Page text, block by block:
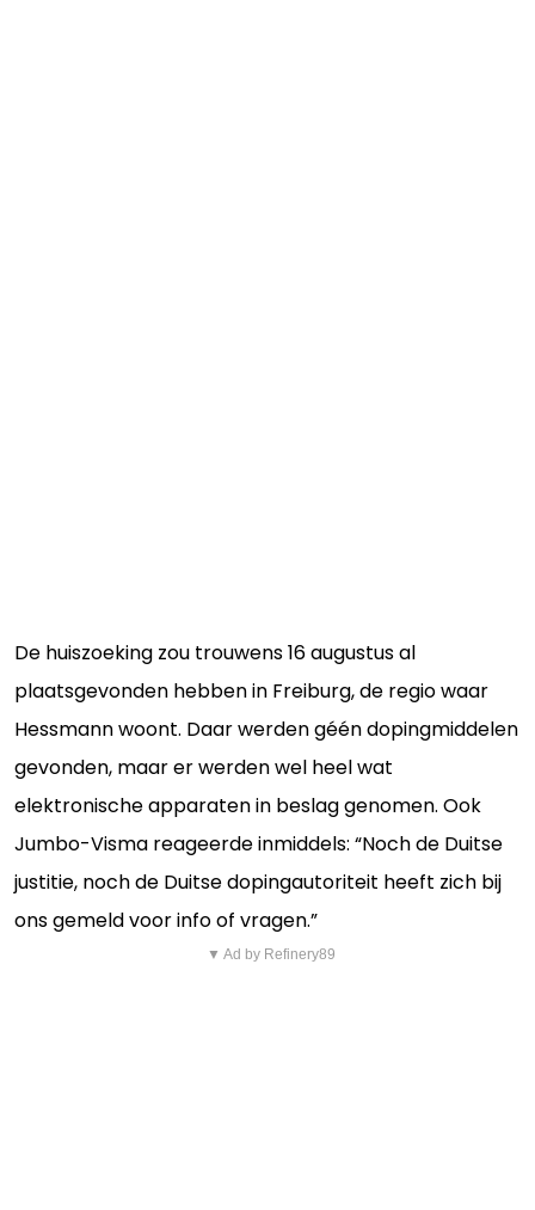
De huiszoeking zou trouwens 16 augustus al
plaatsgevonden hebben in Freiburg, de regio waar
Hessmann woont. Daar werden géén dopingmiddelen
gevonden, maar er werden wel heel wat
elektronische apparaten in beslag genomen. Ook
Jumbo-Visma reageerde inmiddels: “Noch de Duitse
justitie, noch de Duitse dopingautoriteit heeft zich bij
ons gemeld voor info of vragen.”
▼ Ad by Refinery89